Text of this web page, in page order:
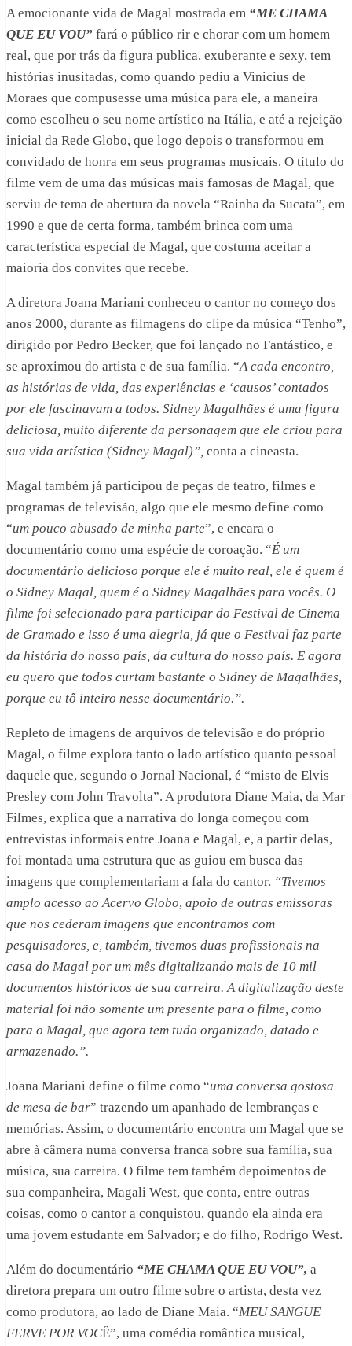
A emocionante vida de Magal mostrada em “ME CHAMA
QUE EU VOU” fará o público rir e chorar com um homem
real, que por trás da figura publica, exuberante e sexy, tem
histórias inusitadas, como quando pediu a Vinicius de
Moraes que compusesse uma música para ele, a maneira
como escolheu o seu nome artístico na Itália, e até a rejeição
inicial da Rede Globo, que logo depois o transformou em
convidado de honra em seus programas musicais. O título do
filme vem de uma das músicas mais famosas de Magal, que
serviu de tema de abertura da novela “Rainha da Sucata”, em
1990 e que de certa forma, também brinca com uma
característica especial de Magal, que costuma aceitar a
maioria dos convites que recebe.
A diretora Joana Mariani conheceu o cantor no começo dos
anos 2000, durante as filmagens do clipe da música “Tenho”,
dirigido por Pedro Becker, que foi lançado no Fantástico, e
se aproximou do artista e de sua família. “A cada encontro,
as histórias de vida, das experiências e ‘causos’ contados
por ele fascinavam a todos. Sidney Magalhães é uma figura
deliciosa, muito diferente da personagem que ele criou para
sua vida artística (Sidney Magal)”, conta a cineasta.
Magal também já participou de peças de teatro, filmes e
programas de televisão, algo que ele mesmo define como
“um pouco abusado de minha parte”, e encara o
documentário como uma espécie de coroação. “É um
documentário delicioso porque ele é muito real, ele é quem é
o Sidney Magal, quem é o Sidney Magalhães para vocês. O
filme foi selecionado para participar do Festival de Cinema
de Gramado e isso é uma alegria, já que o Festival faz parte
da história do nosso país, da cultura do nosso país. E agora
eu quero que todos curtam bastante o Sidney de Magalhães,
porque eu tô inteiro nesse documentário.”.
Repleto de imagens de arquivos de televisão e do próprio
Magal, o filme explora tanto o lado artístico quanto pessoal
daquele que, segundo o Jornal Nacional, é “misto de Elvis
Presley com John Travolta”. A produtora Diane Maia, da Mar
Filmes, explica que a narrativa do longa começou com
entrevistas informais entre Joana e Magal, e, a partir delas,
foi montada uma estrutura que as guiou em busca das
imagens que complementariam a fala do cantor. “Tivemos
amplo acesso ao Acervo Globo, apoio de outras emissoras
que nos cederam imagens que encontramos com
pesquisadores, e, também, tivemos duas profissionais na
casa do Magal por um mês digitalizando mais de 10 mil
documentos históricos de sua carreira. A digitalização deste
material foi não somente um presente para o filme, como
para o Magal, que agora tem tudo organizado, datado e
armazenado.”.
Joana Mariani define o filme como “uma conversa gostosa
de mesa de bar” trazendo um apanhado de lembranças e
memórias. Assim, o documentário encontra um Magal que se
abre à câmera numa conversa franca sobre sua família, sua
música, sua carreira. O filme tem também depoimentos de
sua companheira, Magali West, que conta, entre outras
coisas, como o cantor a conquistou, quando ela ainda era
uma jovem estudante em Salvador; e do filho, Rodrigo West.
Além do documentário “ME CHAMA QUE EU VOU”, a
diretora prepara um outro filme sobre o artista, desta vez
como produtora, ao lado de Diane Maia. “MEU SANGUE
FERVE POR VOCÊ”, uma comédia romântica musical,